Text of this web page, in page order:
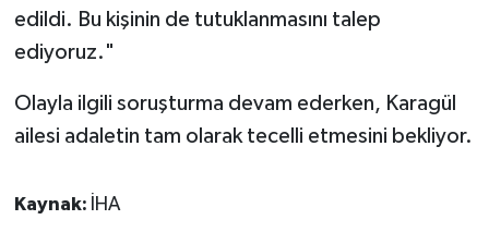
edildi. Bu kişinin de tutuklanmasını talep
ediyoruz."
Olayla ilgili soruşturma devam ederken, Karagül
ailesi adaletin tam olarak tecelli etmesini bekliyor.
Kaynak: İHA